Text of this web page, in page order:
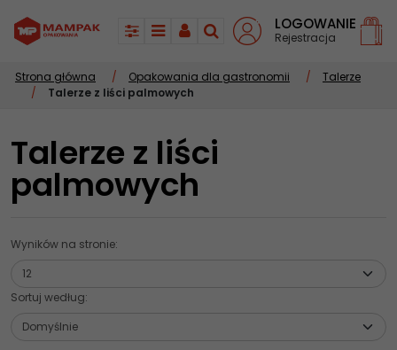
PanelMenuPanelSzukaj
LOGOWANIE
Rejestracja
Strona główna / Opakowania dla gastronomii /
Talerze
/
Talerze z liści palmowych
Talerze z liści
palmowych
Wyników na stronie:
Sortuj według: